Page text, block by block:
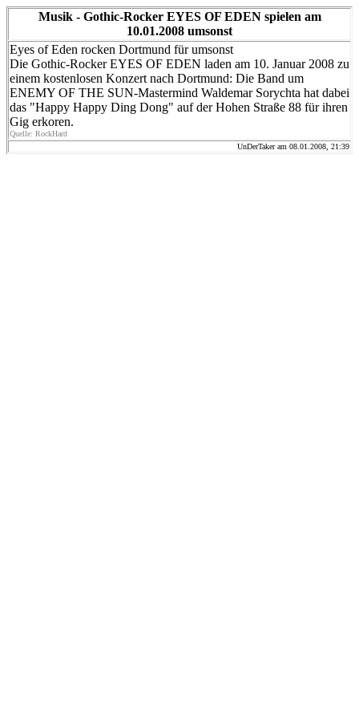
Musik - Gothic-Rocker EYES OF EDEN spielen am
10.01.2008 umsonst
Eyes of Eden rocken Dortmund für umsonst
Die Gothic-Rocker EYES OF EDEN laden am 10. Januar 2008 zu
einem kostenlosen Konzert nach Dortmund: Die Band um
ENEMY OF THE SUN-Mastermind Waldemar Sorychta hat dabei
das "Happy Happy Ding Dong" auf der Hohen Straße 88 für ihren
Gig erkoren.
Quelle: RockHard
UnDerTaker am 08.01.2008, 21:39